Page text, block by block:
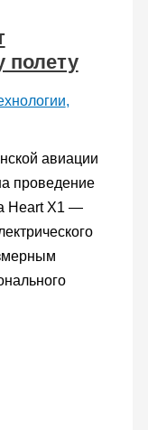
полету
,
авиации
проведение
Heart X1 —